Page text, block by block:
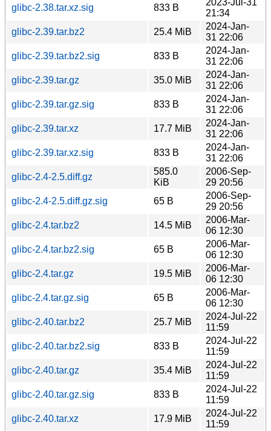
glibc-2.38.tar.xz.sig 833 B
21:34
glibc-2.39.tar.bz2
25.4 MiB
2024-Jan-
31 22:06
glibc-2.39.tar.bz2.sig
833 B
2024-Jan-
31 22:06
glibc-2.39.tar.gz
35.0 MiB
2024-Jan-
31 22:06
glibc-2.39.tar.gz.sig
833 B
2024-Jan-
31 22:06
glibc-2.39.tar.xz
17.7 MiB
2024-Jan-
31 22:06
glibc-2.39.tar.xz.sig
833 B
2024-Jan-
31 22:06
glibc-2.4-2.5.diff.gz
585.0
KiB
2006-Sep-
29 20:56
glibc-2.4-2.5.diff.gz.sig
65 B
2006-Sep-
29 20:56
glibc-2.4.tar.bz2
14.5 MiB
2006-Mar-
06 12:30
glibc-2.4.tar.bz2.sig
65 B
2006-Mar-
06 12:30
glibc-2.4.tar.gz
19.5 MiB
2006-Mar-
06 12:30
glibc-2.4.tar.gz.sig
65 B
2006-Mar-
06 12:30
glibc-2.40.tar.bz2
25.7 MiB
2024-Jul-22
11:59
glibc-2.40.tar.bz2.sig
833 B
2024-Jul-22
11:59
glibc-2.40.tar.gz
35.4 MiB
2024-Jul-22
11:59
glibc-2.40.tar.gz.sig
833 B
2024-Jul-22
11:59
glibc-2.40.tar.xz
17.9 MiB
2024-Jul-22
11:59